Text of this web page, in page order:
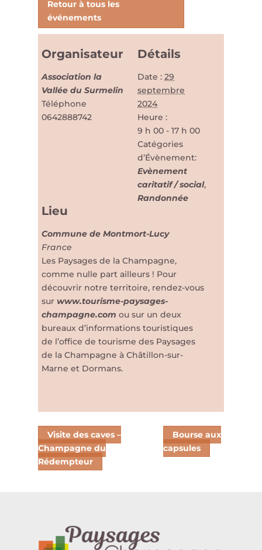
Détails
Date : 29
septembre
2024
Heure :
9 h 00 - 17 h 00
Catégories
d’Évènement:
Evènement
caritatif / social,
Randonnée
Lieu
Commune de Montmort-Lucy
France
Les Paysages de la Champagne,
comme nulle part ailleurs ! Pour
découvrir notre territoire, rendez-vous
sur www.tourisme-paysages-
champagne.com ou sur un deux
bureaux d’informations touristiques
de l’office de tourisme des Paysages
de la Champagne à Châtillon-sur-
Marne et Dormans.
Organisateur
Association la
Vallée du Surmelin
Téléphone
0642888742
Retour à tous les
événements
Visite des caves –
Champagne du
Rédempteur
Bourse aux
capsules